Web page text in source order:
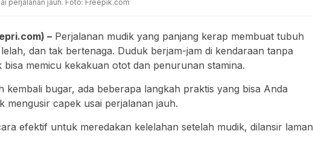
perjalanan jauh. Foto: Freepik.com
– Perjalanan mudik yang panjang kerap membuat tubuh
dan tak bertenaga. Duduk berjam-jam di kendaraan tanpa
bisa memicu kekakuan otot dan penurunan stamina.
kembali bugar, ada beberapa langkah praktis yang bisa Anda
mengusir capek usai perjalanan jauh.
efektif untuk meredakan kelelahan setelah mudik, dilansir laman